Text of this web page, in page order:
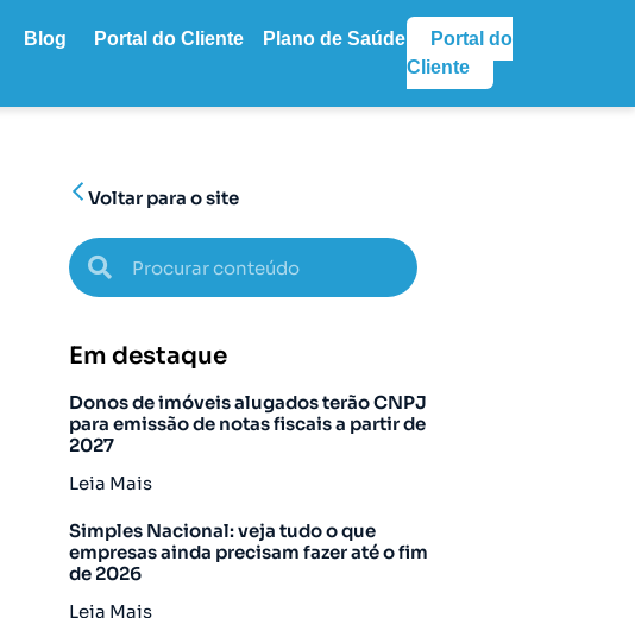
Blog Portal do Cliente Plano de Saúde
Portal do
Cliente
Voltar para o site
Em destaque
Donos de imóveis alugados terão CNPJ
para emissão de notas fiscais a partir de
2027
Leia Mais
Simples Nacional: veja tudo o que
empresas ainda precisam fazer até o fim
de 2026
Leia Mais